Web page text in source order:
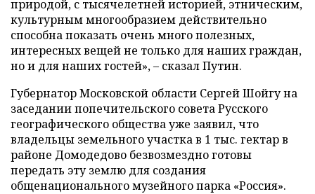
природой, с тысячелетней историей, этническим,
культурным многообразием действительно
способна показать очень много полезных,
интересных вещей не только для наших граждан,
но и для наших гостей», – сказал Путин.
Губернатор Московской области Сергей Шойгу на
заседании попечительского совета Русского
географического общества уже заявил, что
владельцы земельного участка в 1 тыс. гектар в
районе Домодедово безвозмездно готовы
передать эту землю для создания
общенационального музейного парка «Россия».